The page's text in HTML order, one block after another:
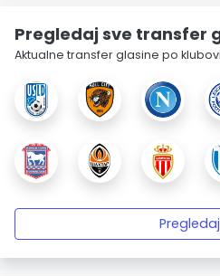
Pregledaj sve transfer
Aktualne transfer glasine po